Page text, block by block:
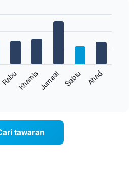
RabuKhamisJumaat Sabtu Ahad
tawaran